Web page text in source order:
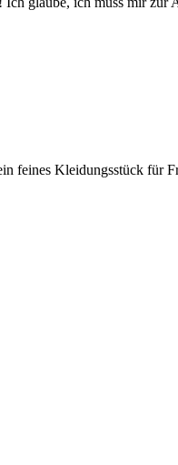
feines Kleidungsstück für